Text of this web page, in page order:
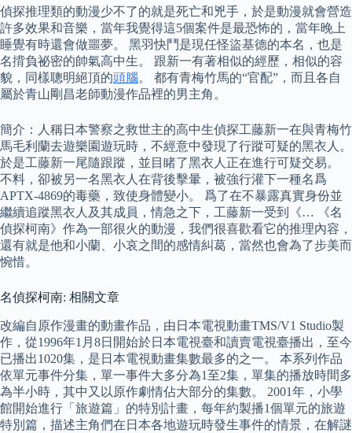
偵探推理類的動漫少不了的就是死亡和兇手，於是動漫就會營造
許多效果和音樂，當年我覺得這5個案件是最恐怖的，當年晚上
睡覺有時還會做噩夢。 黑羽快鬥是現任怪盜基德的本名，也是
名揹負祕密的帥氣高中生。 跟新一有著相似的經歷，相似的容
貌，同樣聰明絕頂的頭腦。 都有青梅竹馬的“官配”，而且各自
屬於青山剛昌老師動漫作品裡的男主角。
簡介：人稱日本警察之救世主的高中生偵探工藤新一在與青梅竹
馬毛利蘭去遊樂園遊玩時，不經意中發現了行蹤可疑的黑衣人。
於是工藤新一尾隨跟蹤，並目睹了黑衣人正在進行可疑交易。
不料，卻被另一名黑衣人在背後擊暈，被強行灌下一種名爲
APTX-4869的毒藥，致使身體變小。 爲了在不暴露真實身份並
繼續追蹤黑衣人及其成員，情急之下，工藤新一受到《… 《名
偵探柯南》作為一部很火的動漫，我們很喜歡看它的推理內容，
還有就是他和小蘭、小哀之間的感情糾葛，當然也會為了步美而
惋惜。
名偵探柯南: 相關文章
改編自原作漫畫的動畫作品，由日本電視動畫TMS/V1 Studio製
作，從1996年1月8日開始於日本電視臺和讀賣電視臺播出，至今
已播出1020集，是日本電視動畫集數最多的之一。 本系列作品
依單元事件分集，單一事件大多分為1至2集，單集的播放時間多
為半小時，其中又以原作劇情佔大部分的集數。 2001年，小學
館開始進行「旅遊篇」的特別計畫，每年約製播1個單元的旅遊
特別篇，描述主角們在日本各地遊玩時發生事件的情景，在解謎